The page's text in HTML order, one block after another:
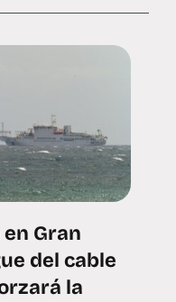
Gran
del cable
la